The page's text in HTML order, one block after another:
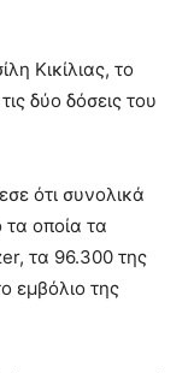
Κικίλιας, το
δύο δόσεις του
ότι συνολικά
οποία τα
τα 96.300 της
εμβόλιο της